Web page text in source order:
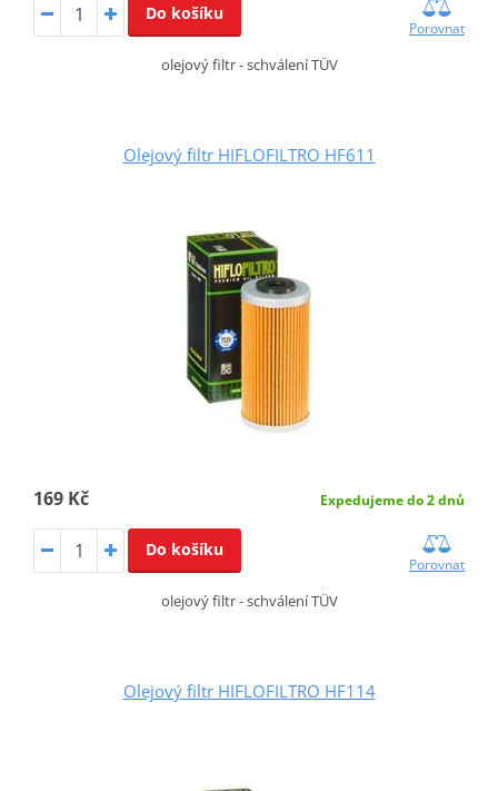
Do košíku
Porovnat
olejový filtr - schválení TÜV
Olejový filtr HIFLOFILTRO HF611
169 Kč Expedujeme do 2 dnů
Do košíku
Porovnat
olejový filtr - schválení TÜV
Olejový filtr HIFLOFILTRO HF114